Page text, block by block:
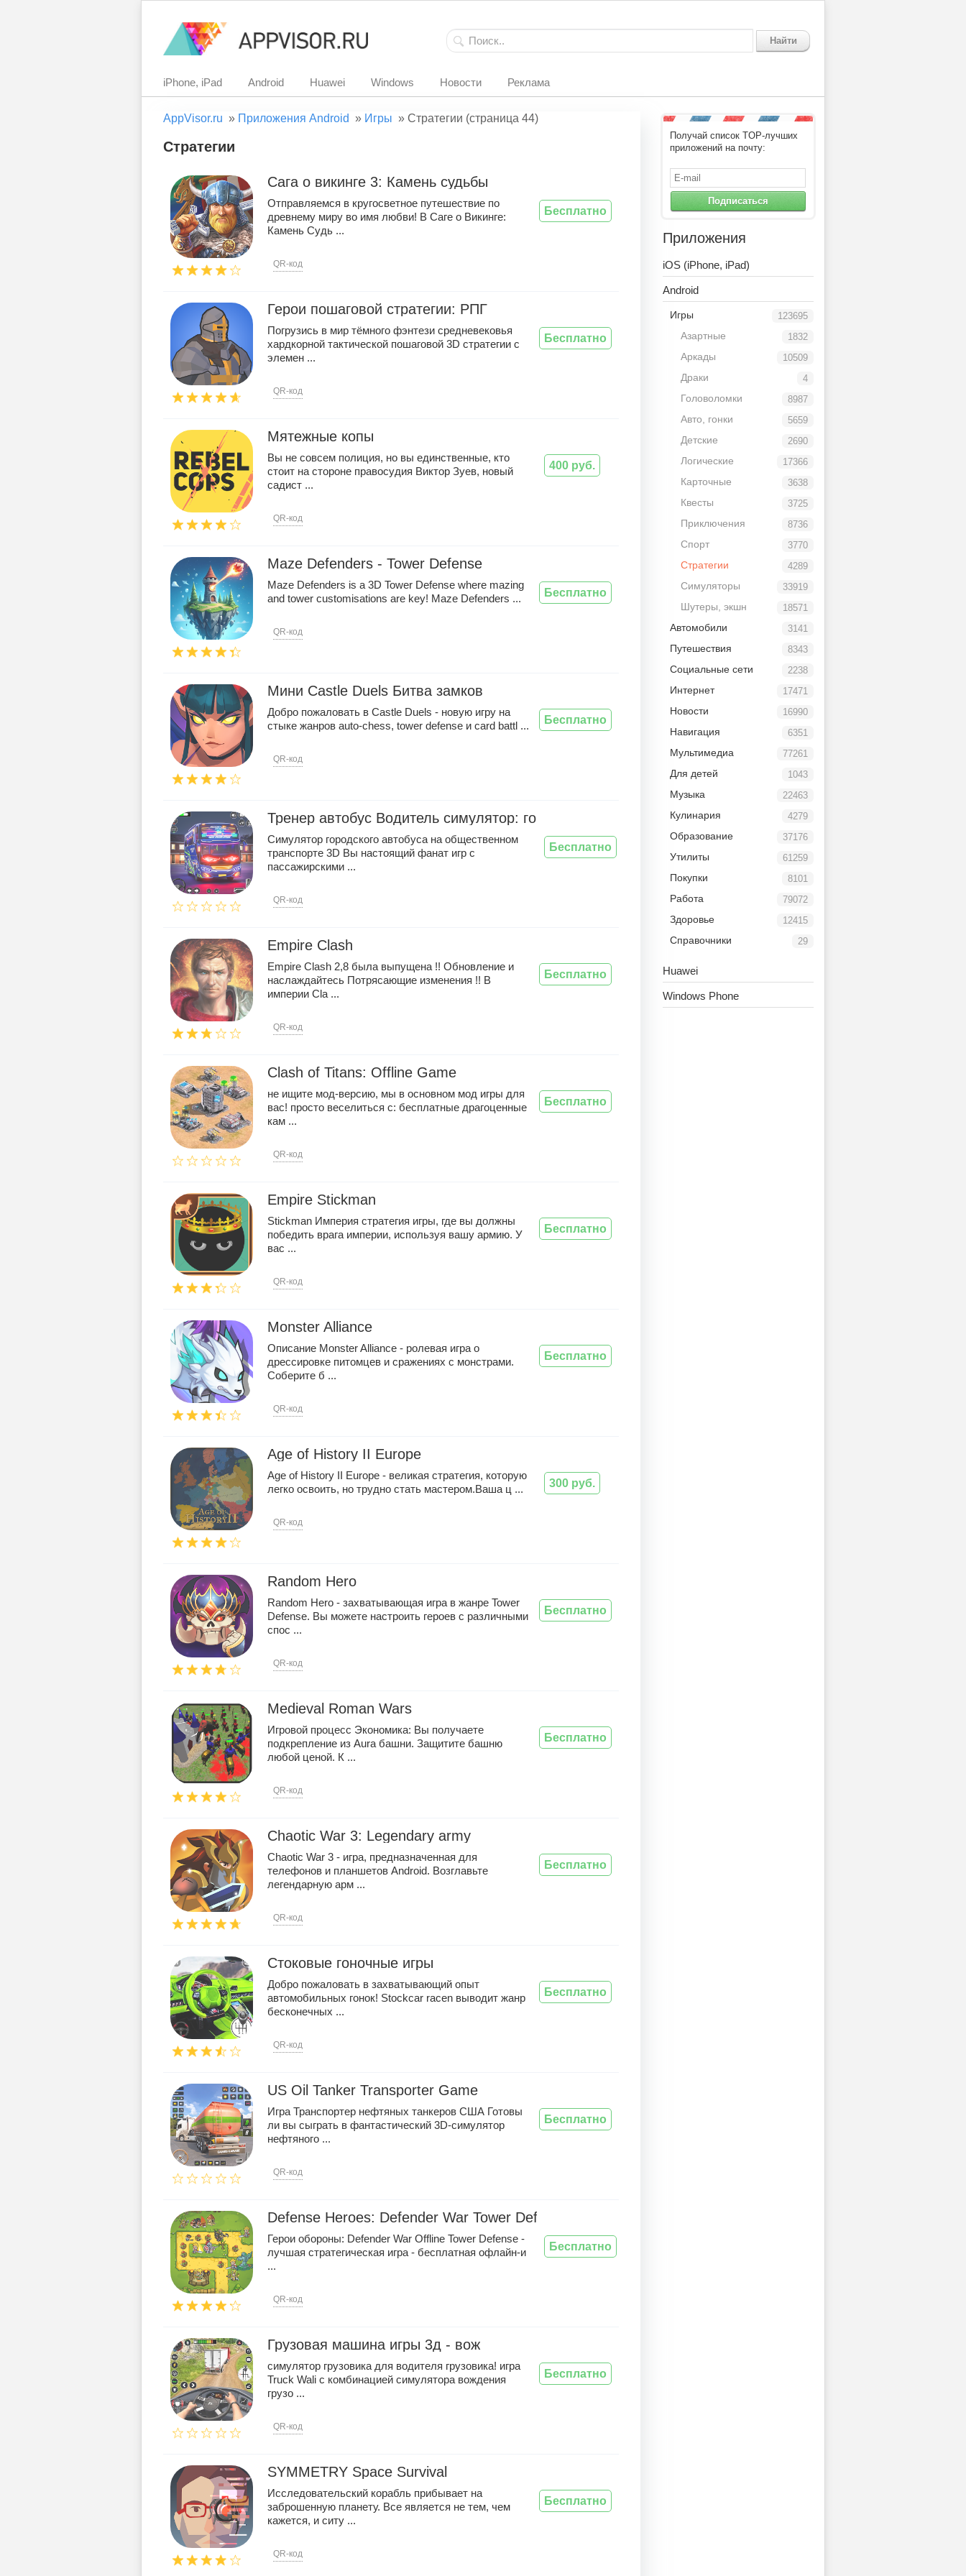
Найти
iPhone, iPad Android Huawei Windows Новости Реклама
AppVisor.ru » Приложения Android » Игры » Стратегии (страница 44)
Стратегии
Сага о викинге 3: Камень судьбы
Отправляемся в кругосветное путешествие по
древнему миру во имя любви! В Саге о Викинге:
Камень Судь ...
QR-код
Бесплатно
Герои пошаговой стратегии: РПГ
Погрузись в мир тёмного фэнтези средневековья
хардкорной тактической пошаговой 3D стратегии с
элемен ...
QR-код
Бесплатно
Мятежные копы
Вы не совсем полиция, но вы единственные, кто
стоит на стороне правосудия Виктор Зуев, новый
садист ...
QR-код
400 руб.
Maze Defenders - Tower Defense
Maze Defenders is a 3D Tower Defense where mazing
and tower customisations are key! Maze Defenders ...
QR-код
Бесплатно
Мини Castle Duels Битва замков
Добро пожаловать в Castle Duels - новую игру на
стыке жанров auto-chess, tower defense и card battl ...
QR-код
Бесплатно
Тренер автобус Водитель симулятор: городской игры
Симулятор городского автобуса на общественном
транспорте 3D Вы настоящий фанат игр с
пассажирскими ...
QR-код
Бесплатно
Empire Clash
Empire Clash 2,8 была выпущена !! Обновление и
наслаждайтесь Потрясающие изменения !! В
империи Cla ...
QR-код
Бесплатно
Clash of Titans: Offline Game
не ищите мод-версию, мы в основном мод игры для
вас! просто веселиться с: бесплатные драгоценные
кам ...
QR-код
Бесплатно
Empire Stickman
Stickman Империя стратегия игры, где вы должны
победить врага империи, используя вашу армию. У
вас ...
QR-код
Бесплатно
Monster Alliance
Описание Monster Alliance - ролевая игра о
дрессировке питомцев и сражениях с монстрами.
Соберите б ...
QR-код
Бесплатно
Age of History II Europe
Age of History II Europe - великая стратегия, которую
легко освоить, но трудно стать мастером.Ваша ц ...
QR-код
300 руб.
Random Hero
Random Hero - захватывающая игра в жанре Tower
Defense. Вы можете настроить героев с различными
спос ...
QR-код
Бесплатно
Medieval Roman Wars
Игровой процесс Экономика: Вы получаете
подкрепление из Aura башни. Защитите башню
любой ценой. К ...
QR-код
Бесплатно
Chaotic War 3: Legendary army
Chaotic War 3 - игра, предназначенная для
телефонов и планшетов Android. Возглавьте
легендарную арм ...
QR-код
Бесплатно
Стоковые гоночные игры
Добро пожаловать в захватывающий опыт
автомобильных гонок! Stockcar racen выводит жанр
бесконечных ...
QR-код
Бесплатно
US Oil Tanker Transporter Game
Игра Транспортер нефтяных танкеров США Готовы
ли вы сыграть в фантастический 3D-симулятор
нефтяного ...
QR-код
Бесплатно
Defense Heroes: Defender War Tower Defense
Герои обороны: Defender War Offline Tower Defense -
лучшая стратегическая игра - бесплатная офлайн-и
...
QR-код
Бесплатно
Грузовая машина игры 3д - вож
симулятор грузовика для водителя грузовика! игра
Truck Wali с комбинацией симулятора вождения
грузо ...
QR-код
Бесплатно
SYMMETRY Space Survival
Исследовательский корабль прибывает на
заброшенную планету. Все является не тем, чем
кажется, и ситу ...
QR-код
Бесплатно
Получай список TOP-лучших
приложений на почту:
Подписаться
Приложения
iOS (iPhone, iPad)
Android
123695
Игры
1832
Азартные
10509
Аркады
4
Драки
8987
Головоломки
5659
Авто, гонки
2690
Детские
17366
Логические
3638
Карточные
3725
Квесты
8736
Приключения
3770
Спорт
4289
Стратегии
33919
Симуляторы
18571
Шутеры, экшн
3141
Автомобили
8343
Путешествия
2238
Социальные сети
17471
Интернет
16990
Новости
6351
Навигация
77261
Мультимедиа
1043
Для детей
22463
Музыка
4279
Кулинария
37176
Образование
61259
Утилиты
8101
Покупки
79072
Работа
12415
Здоровье
29
Справочники
Huawei
Windows Phone